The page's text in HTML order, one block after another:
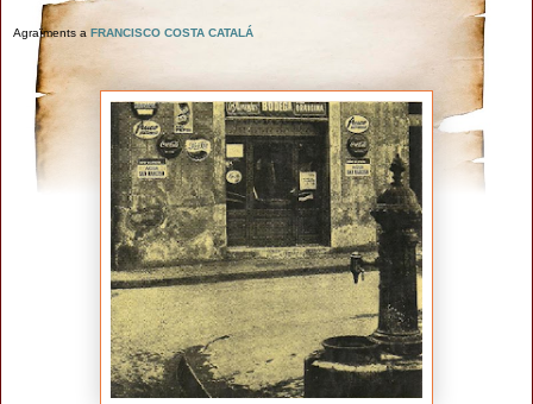
Agraïments a FRANCISCO COSTA CATALÁ